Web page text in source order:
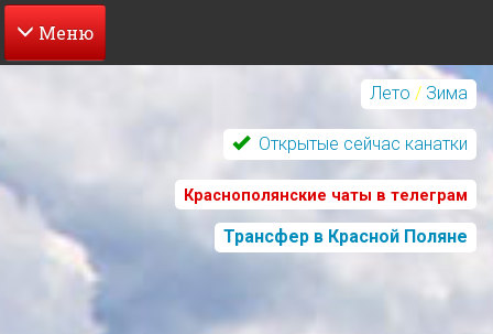
Перейти
содержанию
Лето / Зима
Открытые сейчас канатки
Краснополянские чаты в телеграм
Трансфер в Красной Поляне